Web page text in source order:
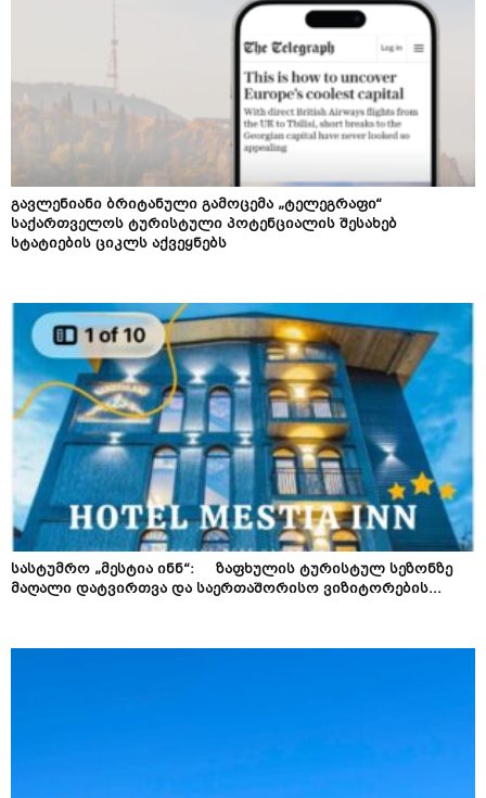
გავლენიანი ბრიტანული გამოცემა „ტელეგრაფი“
საქართველოს ტურისტული პოტენციალის შესახებ
სტატიების ციკლს აქვეყნებს
სასტუმრო „მესტია ინნ“: ზაფხულის ტურისტულ სეზონზე
მაღალი დატვირთვა და საერთაშორისო ვიზიტორების...